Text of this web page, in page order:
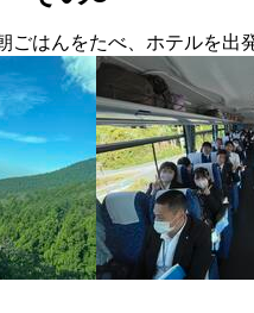
ごはんをたべ、ホテルを